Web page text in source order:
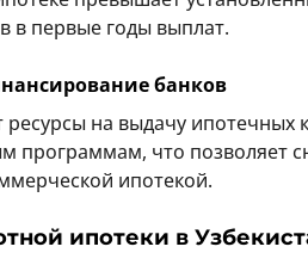
в первые годы выплат.
банков
ресурсы на выдачу ипотечных
программам, что позволяет
ипотекой.
ипотеки в